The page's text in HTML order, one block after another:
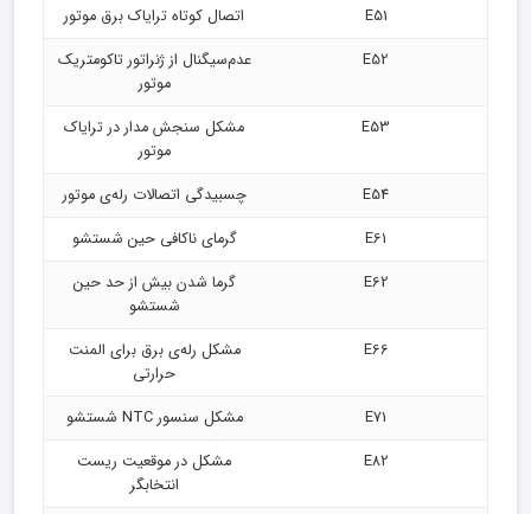
E51
اتصال کوتاه ترایاک برق موتور
E52
عدم‌سیگنال از ژنراتور تاکومتریک
موتور
E53
مشکل سنجش مدار در ترایاک
موتور
E54
چسبیدگی اتصالات رله‌ی موتور
E61
گرمای ناکافی حین شستشو
E62
گرما شدن بیش از حد حین
شستشو
E66
مشکل رله‌ی برق برای المنت
حرارتی
E71
مشکل سنسور NTC شستشو
E82
مشکل در موقعیت ریست
انتخابگر